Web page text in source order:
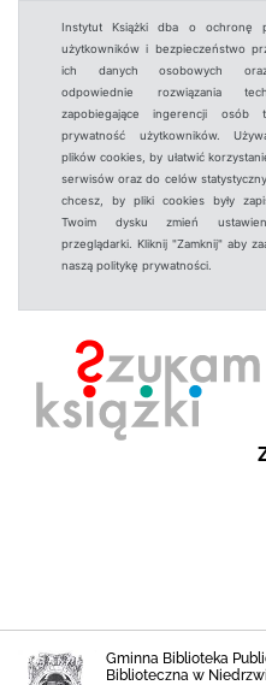
Instytut Książki dba o ochronę
użytkowników i bezpieczeństwo
ich danych osobowych
odpowiednie rozwiązania
zapobiegające ingerencji osób
prywatność użytkowników.
plików cookies, by ułatwić
serwisów oraz do celów
chcesz, by pliki cookies były
Twoim dysku zmień
przeglądarki. Kliknij "Zamknij" aby
naszą politykę prywatności.
Gminna Biblioteka
Biblioteczna w